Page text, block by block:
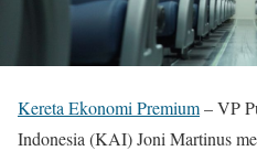
Kereta Ekonomi Premium– VP
Indonesia (KAI) Joni Martinus